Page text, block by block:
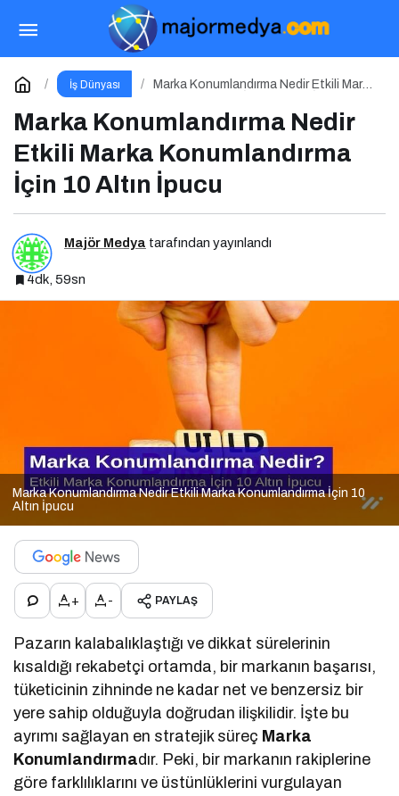
İş Dünyası
Marka Konumlandırma Nedir Etkili Marka
Marka Konumlandırma Nedir
Etkili Marka Konumlandırma
İçin 10 Altın İpucu
Majör Medya tarafından yayınlandı
4dk, 59sn
Marka Konumlandırma Nedir Etkili Marka Konumlandırma İçin 10
Altın İpucu
+ - PAYLAŞ
Pazarın kalabalıklaştığı ve dikkat sürelerinin
kısaldığı rekabetçi ortamda, bir markanın başarısı,
tüketicinin zihninde ne kadar net ve benzersiz bir
yere sahip olduğuyla doğrudan ilişkilidir. İşte bu
ayrımı sağlayan en stratejik süreç Marka
Konumlandırmadır. Peki, bir markanın rakiplerine
göre farklılıklarını ve üstünlüklerini vurgulayan
Etkinlik Yönetimi Nedir Etkili Etkinlik Yönetimi
İçin 10 Altın İpucu
Yorum Yap